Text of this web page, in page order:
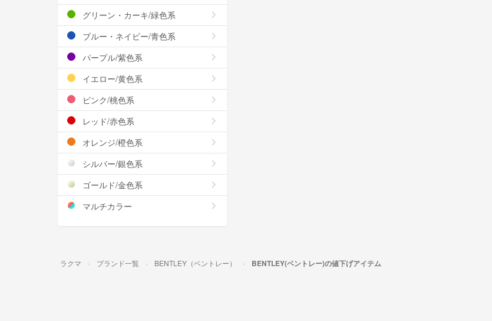
グリーン・カーキ/緑色系
ブルー・ネイビー/青色系
パープル/紫色系
イエロー/黄色系
ピンク/桃色系
レッド/赤色系
オレンジ/橙色系
シルバー/銀色系
ゴールド/金色系
マルチカラー
ラクマ ブランド一覧 BENTLEY（ベントレー） BENTLEY(ベントレー)の値下げアイテム